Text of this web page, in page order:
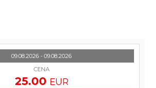
09.08.2026 - 09.08.2026
CENA
25.00 EUR